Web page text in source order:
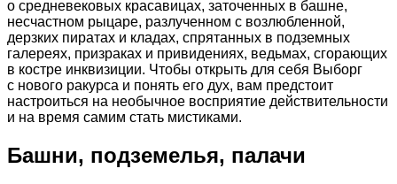
о средневековых красавицах, заточенных в башне,
несчастном рыцаре, разлученном с возлюбленной,
дерзких пиратах и кладах, спрятанных в подземных
галереях, призраках и привидениях, ведьмах, сгорающих
в костре инквизиции. Чтобы открыть для себя Выборг
с нового ракурса и понять его дух, вам предстоит
настроиться на необычное восприятие действительности
и на время самим стать мистиками.
Башни, подземелья, палачи